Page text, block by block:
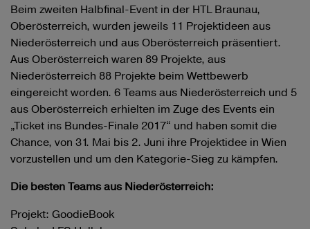
Beim zweiten Halbfinal-Event in der HTL Braunau,
Oberösterreich, wurden jeweils 11 Projektideen aus
Niederösterreich und aus Oberösterreich präsentiert.
Aus Oberösterreich waren 89 Projekte, aus
Niederösterreich 88 Projekte beim Wettbewerb
eingereicht worden. 6 Teams aus Niederösterreich und 5
aus Oberösterreich erhielten im Zuge des Events ein
„Ticket ins Bundes-Finale 2017“ und haben somit die
Chance, von 31. Mai bis 2. Juni ihre Projektidee in Wien
vorzustellen und um den Kategorie-Sieg zu kämpfen. ​​​
Die besten Teams aus Niederösterreich:
Projekt: GoodieBook